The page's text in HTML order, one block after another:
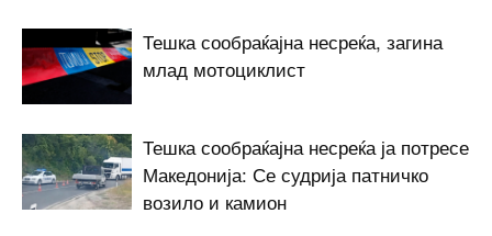
Тешка сообраќајна несреќа, загина
млад мотоциклист
Тешка сообраќајна несреќа ја потресе
Македонија: Се судрија патничко
возило и камион